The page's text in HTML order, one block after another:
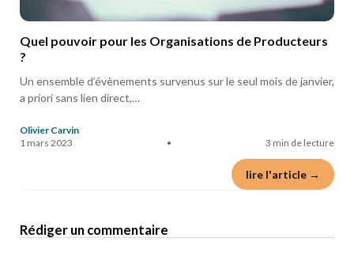
Quel pouvoir pour les Organisations de Producteurs
?
Un ensemble d’évènements survenus sur le seul mois de janvier,
a priori sans lien direct,…
Olivier Carvin
1 mars 2023
• 3 min de lecture
lire l'article →
Rédiger un commentaire